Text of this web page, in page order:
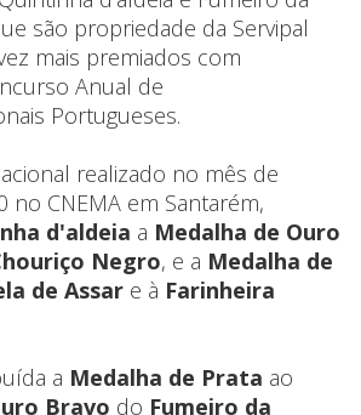
são propriedade da Servipal
mais premiados com
Anual de
Portugueses.
realizado no mês de
no CNEMA em Santarém,
d'aldeia a Medalha de Ouro
Negro, e a Medalha de
de Assar e à Farinheira
a Medalha de Prata ao
Bravo do Fumeiro da